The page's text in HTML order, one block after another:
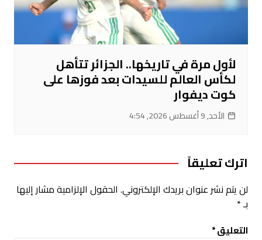
لأول مرة في تاريخها.. الجزائر تتأهل
لكأس العالم للسيدات بعد فوزها على
كوت ديفوار
الأحد, 9 أغسطس 2026, 4:54
اترك تعليقاً
لن يتم نشر عنوان بريدك الإلكتروني. الحقول الإلزامية مشار إليها
بـ*
التعليق*